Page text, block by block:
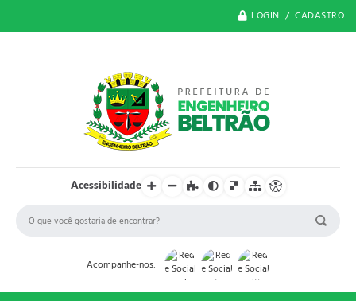
LOGIN / CADASTRO
Acessibilidade
Acompanhe-nos: